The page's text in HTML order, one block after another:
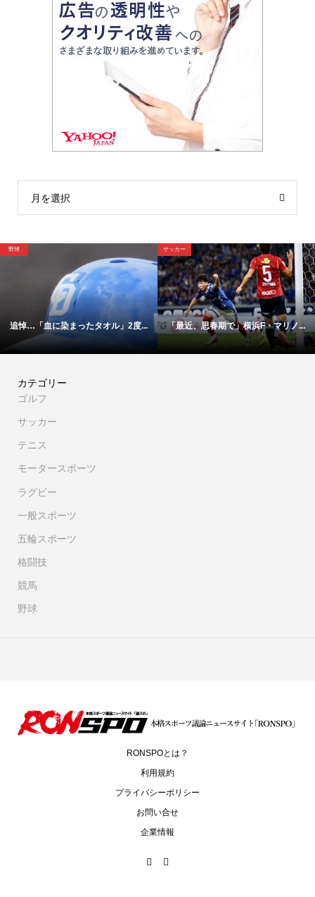
月を選択
染まったタオル」2度... 「最近、思春期で」横浜F・マリノ...
サッカー
【映像】
カテゴリー
ゴルフ
サッカー
テニス
モータースポーツ
ラグビー
一般スポーツ
五輪スポーツ
格闘技
競馬
野球
RONSPOとは？
利用規約
プライバシーポリシー
お問い合せ
企業情報